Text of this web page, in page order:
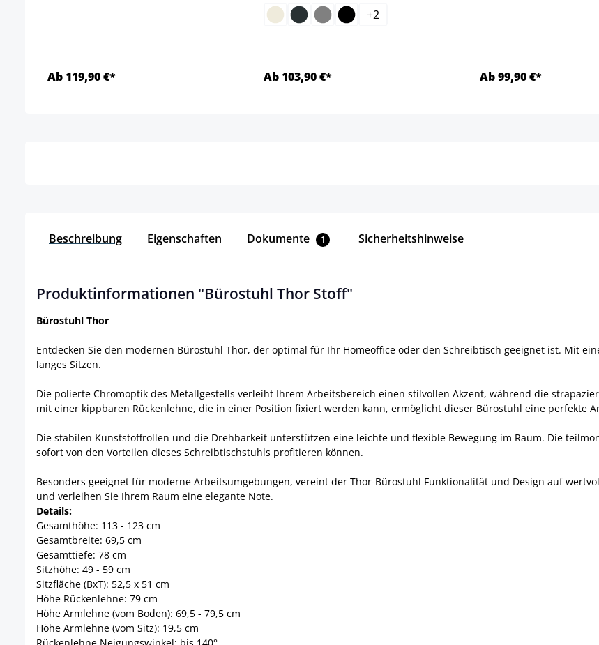
Ab 119,90 €*
+2
Ab 103,90 €* Ab 99,90 €*
Beschreibung Eigenschaften Dokumente 1 Sicherheitshinweise
Produktinformationen "Bürostuhl Thor Stoff"
Bürostuhl Thor
Entdecken Sie den modernen Bürostuhl Thor, der optimal für Ihr Homeoffice oder den Schreibtisch geeignet ist. Mit
langes Sitzen.
Die polierte Chromoptik des Metallgestells verleiht Ihrem Arbeitsbereich einen stilvollen Akzent, während die
mit einer kippbaren Rückenlehne, die in einer Position fixiert werden kann, ermöglicht dieser Bürostuhl eine perfekte
Die stabilen Kunststoffrollen und die Drehbarkeit unterstützen eine leichte und flexible Bewegung im Raum. Die
sofort von den Vorteilen dieses Schreibtischstuhls profitieren können.
Besonders geeignet für moderne Arbeitsumgebungen, vereint der Thor-Bürostuhl Funktionalität und Design auf
und verleihen Sie Ihrem Raum eine elegante Note.
Details:
Gesamthöhe: 113 - 123 cm
Gesamtbreite: 69,5 cm
Gesamttiefe: 78 cm
Sitzhöhe: 49 - 59 cm
Sitzfläche (BxT): 52,5 x 51 cm
Höhe Rückenlehne: 79 cm
Höhe Armlehne (vom Boden): 69,5 - 79,5 cm
Höhe Armlehne (vom Sitz): 19,5 cm